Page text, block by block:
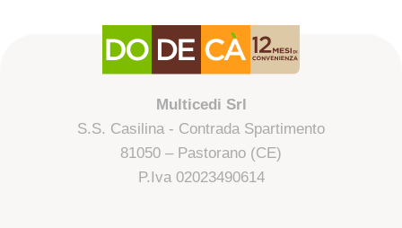
Multicedi Srl
S.S. Casilina - Contrada Spartimento
81050 – Pastorano (CE)
P.Iva 02023490614